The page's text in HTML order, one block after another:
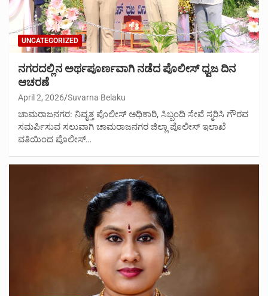
UNCATEGORIZED
ನಗರದಲ್ಲಿನ ಅರ್ಥಪೂರ್ಣವಾಗಿ ನಡೆದ ಪೊಲೀಸ್ ಧ್ವಜ ದಿನ
ಆಚರಣೆ
April 2, 2026 Suvarna Belaku
ಚಾಮರಾಜನಗರ: ನಿವೃತ್ತ ಪೊಲೀಸ್ ಅಧಿಕಾರಿ, ಸಿಬ್ಬಂದಿ ಸೇವೆ ಸ್ಮರಿಸಿ ಗೌರವ
ಸಮರ್ಪಿಸುವ ಸಲುವಾಗಿ ಚಾಮರಾಜನಗರ ಜಿಲ್ಲಾ ಪೊಲೀಸ್ ಇಲಾಖೆ
ವತಿಯಿಂದ ಪೊಲೀಸ್…